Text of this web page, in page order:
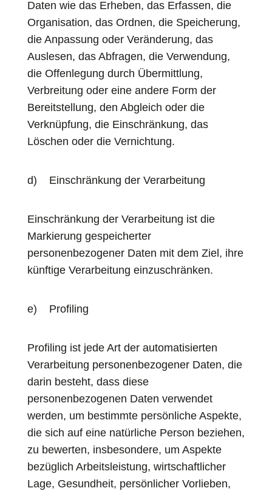
Daten wie das Erheben, das Erfassen, die
Organisation, das Ordnen, die Speicherung,
die Anpassung oder Veränderung, das
Auslesen, das Abfragen, die Verwendung,
die Offenlegung durch Übermittlung,
Verbreitung oder eine andere Form der
Bereitstellung, den Abgleich oder die
Verknüpfung, die Einschränkung, das
Löschen oder die Vernichtung.
d) Einschränkung der Verarbeitung
Einschränkung der Verarbeitung ist die
Markierung gespeicherter
personenbezogener Daten mit dem Ziel, ihre
künftige Verarbeitung einzuschränken.
e) Profiling
Profiling ist jede Art der automatisierten
Verarbeitung personenbezogener Daten, die
darin besteht, dass diese
personenbezogenen Daten verwendet
werden, um bestimmte persönliche Aspekte,
die sich auf eine natürliche Person beziehen,
zu bewerten, insbesondere, um Aspekte
bezüglich Arbeitsleistung, wirtschaftlicher
Lage, Gesundheit, persönlicher Vorlieben,